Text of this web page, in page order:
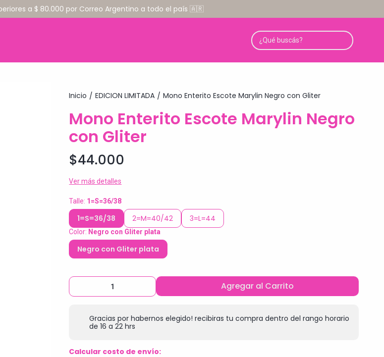
a $ 80.000 por Correo Argentino a todo el país 🇦🇷
Inicio / EDICION LIMITADA / Mono Enterito Escote Marylin Negro con Gliter
Mono Enterito Escote Marylin Negro
con Gliter
$44.000
Ver más detalles
Talle: 1=S=36/38
1=S=36/38 2=M=40/42 3=L=44
Color: Negro con Gliter plata
Negro con Gliter plata
Agregar al Carrito
Gracias por habernos elegido! recibiras tu compra dentro del rango horario
de 16 a 22 hrs
Calcular costo de envío: